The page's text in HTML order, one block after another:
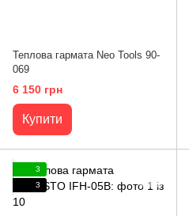
Теплова гармата Neo Tools 90-
069
6 150 грн
Купити
3
3